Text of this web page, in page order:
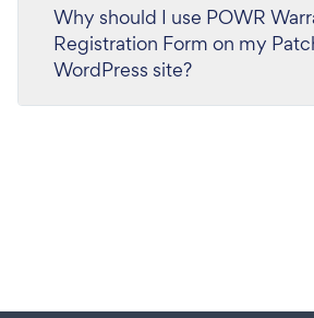
Why should I use POWR
Registration Form on my
WordPress site?